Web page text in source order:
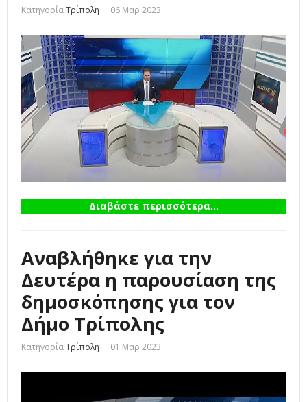
ΚατηγορίαΤρίπολη 06 Μαρ 2023
Διαβάστε περισσότερα...
Αναβλήθηκε για την
Δευτέρα η παρουσίαση της
δημοσκόπησης για τον
Δήμο Τρίπολης
ΚατηγορίαΤρίπολη 01 Μαρ 2023